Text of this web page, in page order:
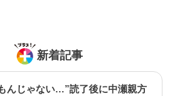
新着記事
んじゃない…”読了後に中瀬親方